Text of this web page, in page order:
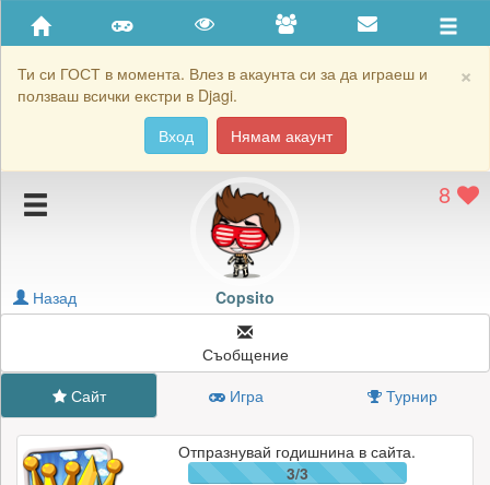
×
Ти си ГОСТ в момента. Влез в акаунта си за да играеш и
ползваш всички екстри в Djagi.
Вход
Нямам акаунт
Приятели
Хронология на игри
Подаръците на Copsito
Блокирай Copsito
8
Copsito
Назад
Съобщение
Сайт
Игра Турнир
Отпразнувай годишнина в сайта.
3/3